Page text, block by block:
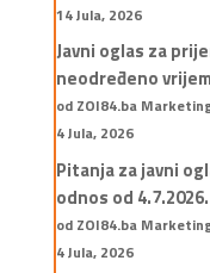
14 Jula, 2026
Javni oglas za
neodređeno
od ZOI84.ba
4 Jula, 2026
Pitanja za javni
odnos od 4.7.2026.
od ZOI84.ba
4 Jula, 2026